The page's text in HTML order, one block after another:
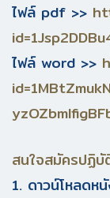
ไฟล์ pdf >>
ไฟล์ word >>
สนใจสมัครปฏิ
1. ดาวน์โหลดห